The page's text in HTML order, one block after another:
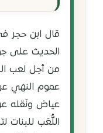
قال ابن حجر
الحديث على
من أجل لعب
عموم النهي
عياض ونَقله عن
اللُّعَب